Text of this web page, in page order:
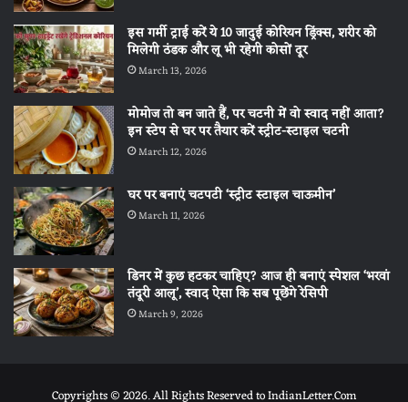
इस गर्मी ट्राई करें ये 10 जादुई कोरियन ड्रिंक्स, शरीर को
मिलेगी ठंडक और लू भी रहेगी कोसों दूर
March 13, 2026
मोमोज तो बन जाते हैं, पर चटनी में वो स्वाद नहीं आता?
इन स्टेप से घर पर तैयार करें स्ट्रीट-स्टाइल चटनी
March 12, 2026
घर पर बनाएं चटपटी ‘स्ट्रीट स्टाइल चाऊमीन’
March 11, 2026
डिनर में कुछ हटकर चाहिए? आज ही बनाएं स्पेशल ‘भरवां
तंदूरी आलू’, स्वाद ऐसा कि सब पूछेंगे रेसिपी
March 9, 2026
Copyrights © 2026. All Rights Reserved to IndianLetter.Com